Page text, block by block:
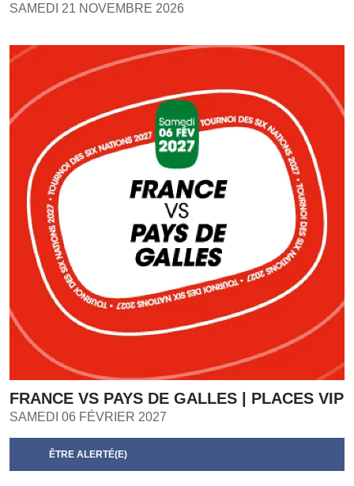
SAMEDI 21 NOVEMBRE 2026
FRANCE VS PAYS DE GALLES | PLACES VIP
SAMEDI 06 FÉVRIER 2027
ÊTRE ALERTÉ(E)